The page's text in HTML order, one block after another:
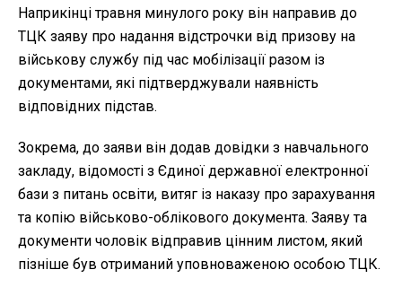
Наприкінці травня минулого року він направив до
ТЦК заяву про надання відстрочки від призову на
військову службу під час мобілізації разом із
документами, які підтверджували наявність
відповідних підстав.
Зокрема, до заяви він додав довідки з навчального
закладу, відомості з Єдиної державної електронної
бази з питань освіти, витяг із наказу про зарахування
та копію військово-облікового документа. Заяву та
документи чоловік відправив цінним листом, який
пізніше був отриманий уповноваженою особою ТЦК.